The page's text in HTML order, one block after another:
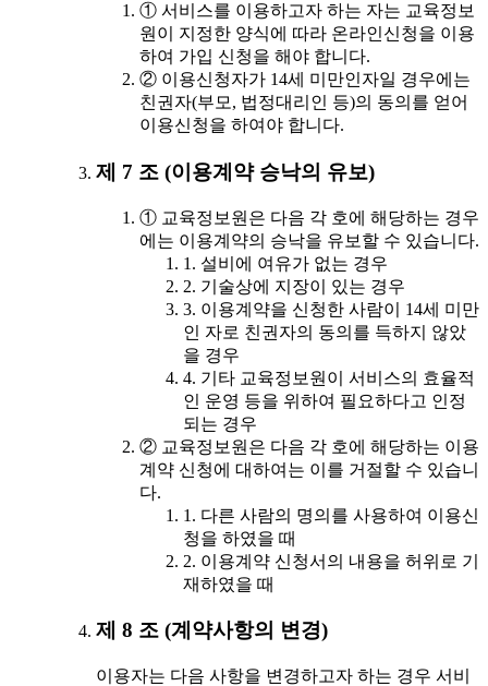
① 서비스를 이용하고자 하는 자는 교육정보
원이 지정한 양식에 따라 온라인신청을 이용
하여 가입 신청을 해야 합니다.
② 이용신청자가 14세 미만인자일 경우에는
친권자(부모, 법정대리인 등)의 동의를 얻어
이용신청을 하여야 합니다.
제 7 조 (이용계약 승낙의 유보)
① 교육정보원은 다음 각 호에 해당하는 경우
에는 이용계약의 승낙을 유보할 수 있습니다.
1. 설비에 여유가 없는 경우
2. 기술상에 지장이 있는 경우
3. 이용계약을 신청한 사람이 14세 미만
인 자로 친권자의 동의를 득하지 않았
을 경우
4. 기타 교육정보원이 서비스의 효율적
인 운영 등을 위하여 필요하다고 인정
되는 경우
② 교육정보원은 다음 각 호에 해당하는 이용
계약 신청에 대하여는 이를 거절할 수 있습니
다.
1. 다른 사람의 명의를 사용하여 이용신
청을 하였을 때
2. 이용계약 신청서의 내용을 허위로 기
재하였을 때
제 8 조 (계약사항의 변경)
이용자는 다음 사항을 변경하고자 하는 경우 서비